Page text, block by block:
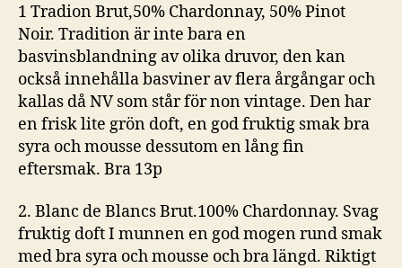
1 Tradion Brut,50% Chardonnay, 50% Pinot
Noir. Tradition är inte bara en
basvinsblandning av olika druvor, den kan
också innehålla basviner av flera årgångar och
kallas då NV som står för non vintage. Den har
en frisk lite grön doft, en god fruktig smak bra
syra och mousse dessutom en lång fin
eftersmak. Bra 13p
2. Blanc de Blancs Brut.100% Chardonnay. Svag
fruktig doft I munnen en god mogen rund smak
med bra syra och mousse och bra längd. Riktigt